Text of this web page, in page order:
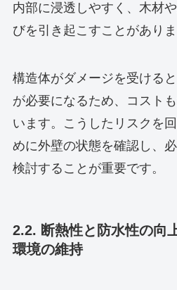
内部に浸透しやすく、木材
びを引き起こすことがありま
構造体がダメージを受ける
が必要になるため、コスト
います。こうしたリスクを
めに外壁の状態を確認し、
検討することが重要です。
2.2. 断熱性と防水性の向
環境の維持